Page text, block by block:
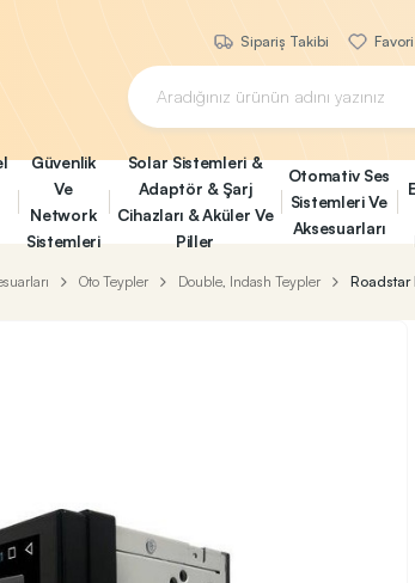
Sipariş Takibi
Güvenlik
Ve
Network
Sistemleri
Solar Sistemleri &
Adaptör & Şarj
Cihazları & Aküler Ve
Piller
Otomativ Ses
Sistemleri Ve
Aksesuarları
Oto Teypler Double, Indash Teypler Roadstar